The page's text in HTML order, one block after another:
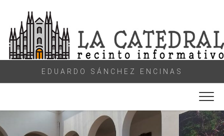
content
EDUARDO SÁNCHEZ ENCINAS